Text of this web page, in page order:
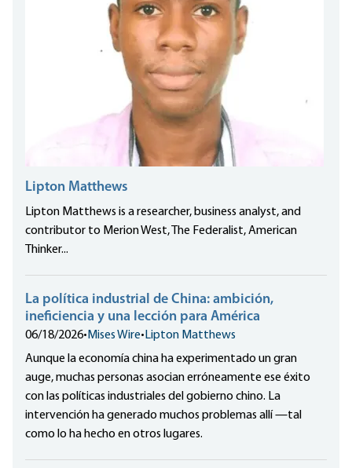
Lipton Matthews
Lipton Matthews is a researcher, business analyst, and
contributor to Merion West, The Federalist, American
Thinker...
La política industrial de China: ambición,
ineficiencia y una lección para América
06/18/2026• Mises Wire• Lipton Matthews
Aunque la economía china ha experimentado un gran
auge, muchas personas asocian erróneamente ese éxito
con las políticas industriales del gobierno chino. La
intervención ha generado muchos problemas allí —tal
como lo ha hecho en otros lugares.